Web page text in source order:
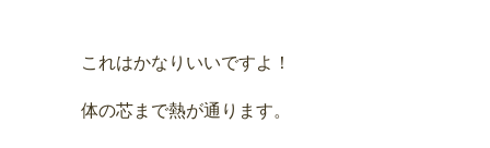
これはかなりいいですよ！
体の芯まで熱が通ります。